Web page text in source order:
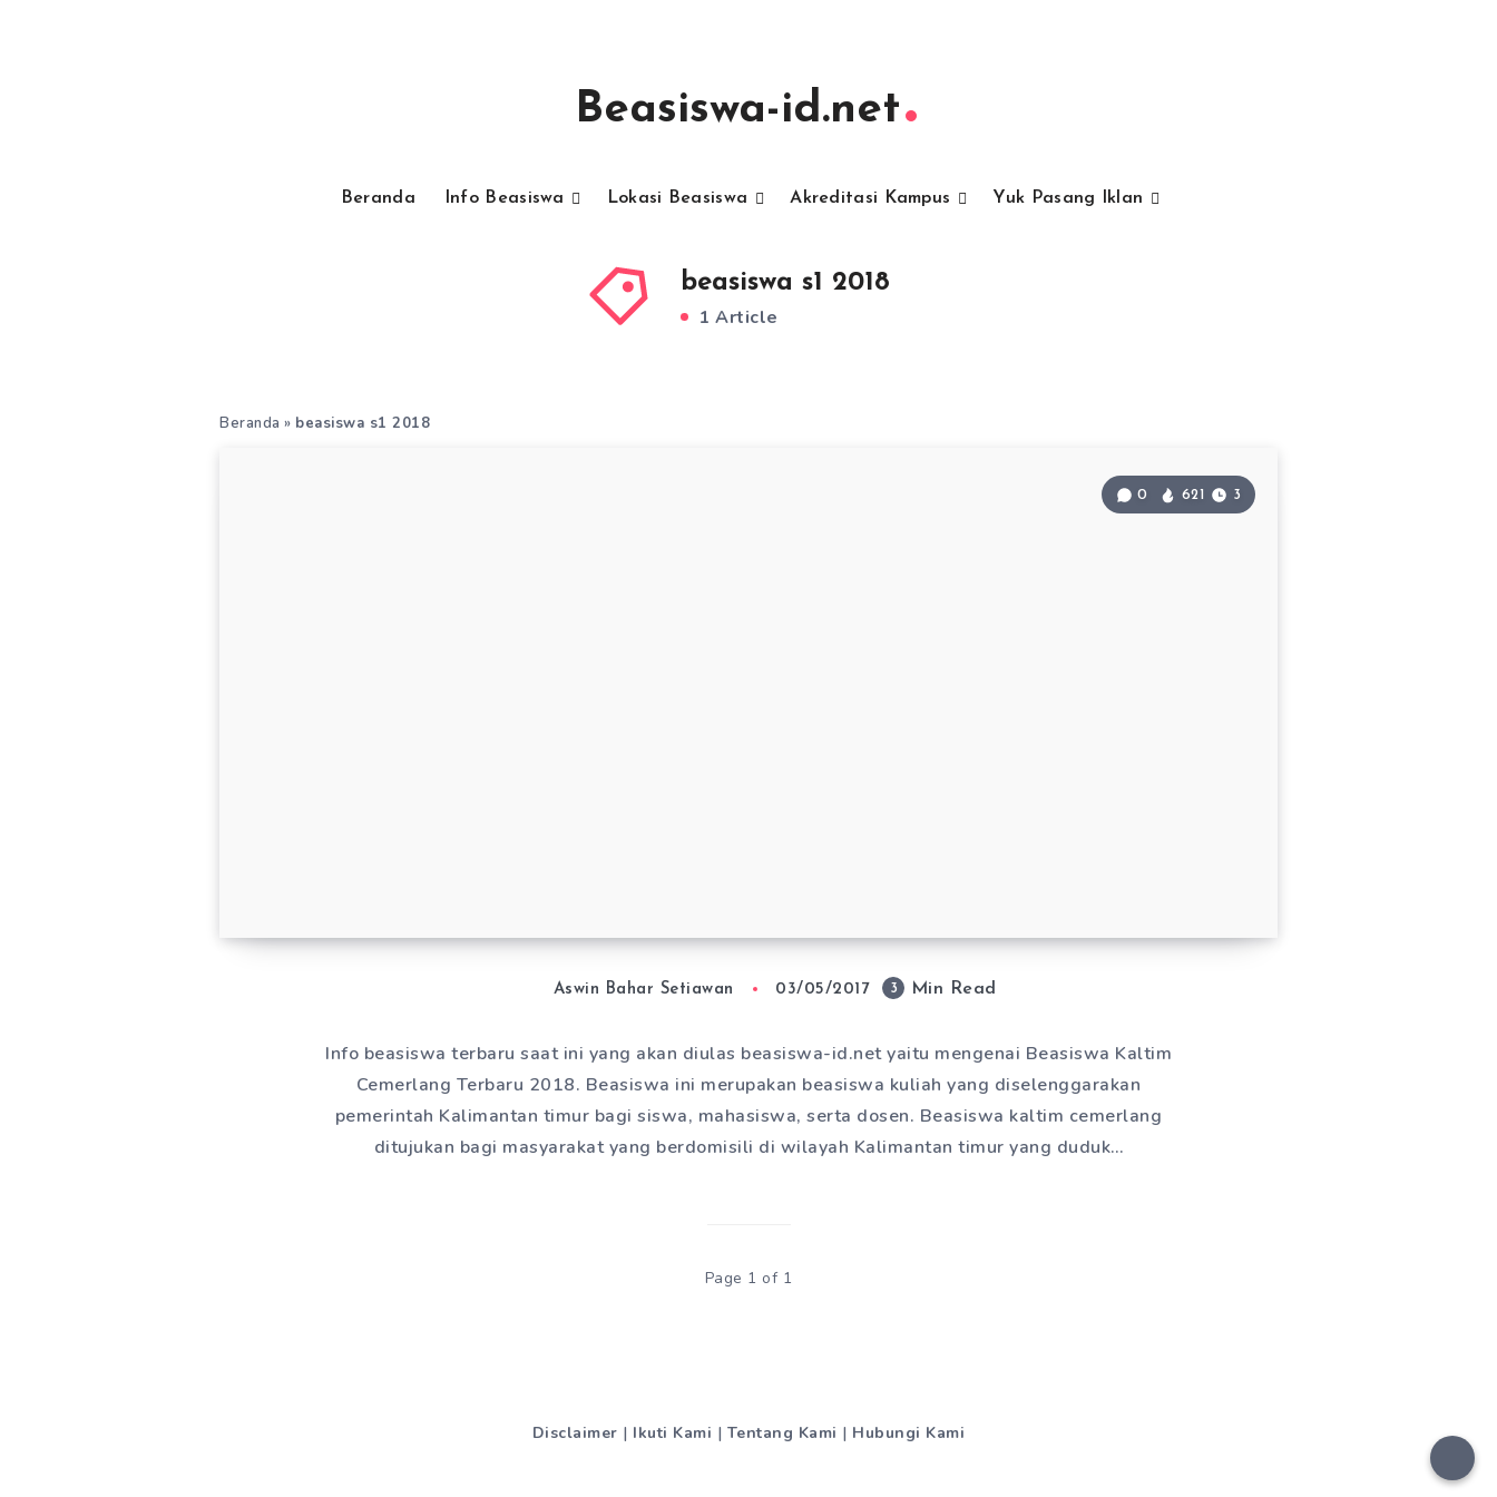
Beasiswa-id.net
Beranda Info Beasiswa Lokasi Beasiswa Akreditasi Kampus Yuk Pasang Iklan
beasiswa s1 2018
1 Article
Beranda » beasiswa s1 2018
0 621 3
Aswin Bahar Setiawan 03/05/2017 3 Min Read
Info beasiswa terbaru saat ini yang akan diulas beasiswa-id.net yaitu mengenai Beasiswa Kaltim
Cemerlang Terbaru 2018. Beasiswa ini merupakan beasiswa kuliah yang diselenggarakan
pemerintah Kalimantan timur bagi siswa, mahasiswa, serta dosen. Beasiswa kaltim cemerlang
ditujukan bagi masyarakat yang berdomisili di wilayah Kalimantan timur yang duduk…
Page 1 of 1
Disclaimer | Ikuti Kami | Tentang Kami | Hubungi Kami